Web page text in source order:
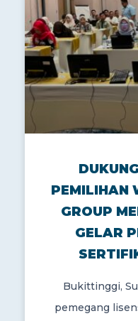
PEMILIHAN
GROUP
GELAR
Bukittinggi,
pemegang